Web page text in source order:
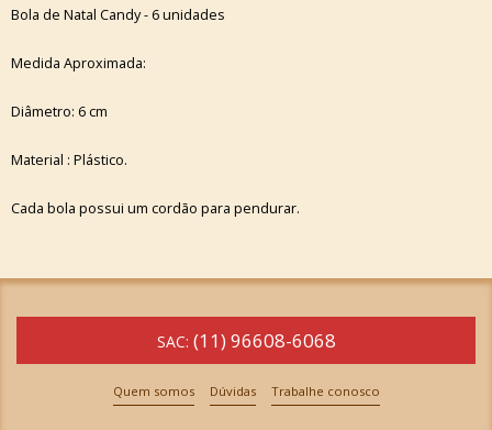
Bola de Natal Candy - 6 unidades
Medida Aproximada:
Diâmetro: 6 cm
Material : Plástico.
Cada bola possui um cordão para pendurar.
SAC: (11) 96608-6068
Quem somos Dúvidas Trabalhe conosco